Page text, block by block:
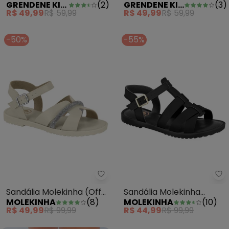
Rosa
GRENDENE KIDS (2)
R$ 49,99R$ 59,99
Space Rosa
GRENDENE KIDS (3)
R$ 49,99R$ 59,99
-50%
Sandália Molekinha (Off White)
Sandália Molekinha (Off
White) em Sintético
MOLEKINHA (8)
R$ 49,99R$ 99,99
-55%
Sandália Molekinha
(Preta) em Sintético
MOLEKINHA (10)
R$ 44,99R$ 99,99